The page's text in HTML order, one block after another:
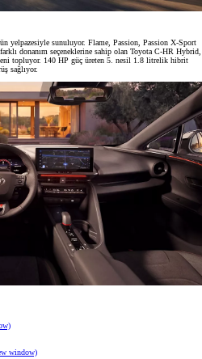
yelpazesiyle sunuluyor. Flame, Passion, Passion X-Sport
donanım seçeneklerine sahip olan Toyota C-HR Hybrid,
topluyor. 140 HP güç üreten 5. nesil 1.8 litrelik hibrit
sağlıyor.
window)